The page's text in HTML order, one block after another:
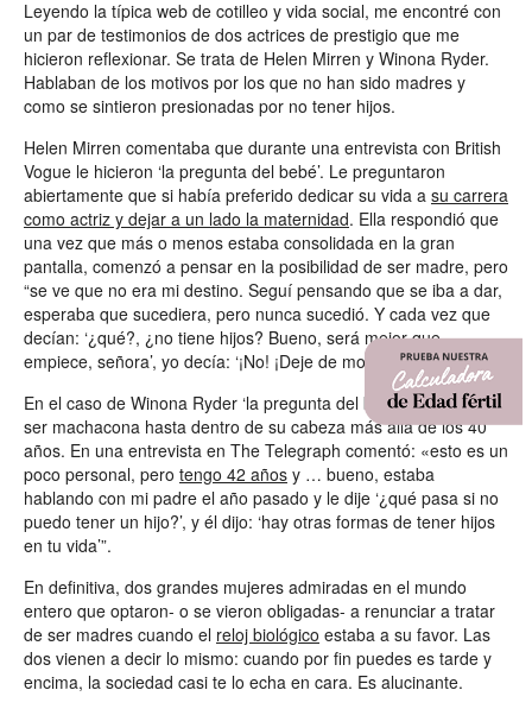
Leyendo la típica web de cotilleo y vida social, me encontré con
un par de testimonios de dos actrices de prestigio que me
hicieron reflexionar. Se trata de Helen Mirren y Winona Ryder.
Hablaban de los motivos por los que no han sido madres y
como se sintieron presionadas por no tener hijos.
Helen Mirren comentaba que durante una entrevista con British
Vogue le hicieron ‘la pregunta del bebé’. Le preguntaron
abiertamente que si había preferido dedicar su vida a su carrera
como actriz y dejar a un lado la maternidad. Ella respondió que
una vez que más o menos estaba consolidada en la gran
pantalla, comenzó a pensar en la posibilidad de ser madre, pero
“se ve que no era mi destino. Seguí pensando que se iba a dar,
esperaba que sucediera, pero nunca sucedió. Y cada vez que
decían: ‘¿qué?, ¿no tiene hijos? Bueno, será mejor que
empiece, señora’, yo decía: ‘¡No! ¡Deje de molestarme!’”
En el caso de Winona Ryder ‘la pregunta del bebé’ empezó a
ser machacona hasta dentro de su cabeza más allá de los 40
años. En una entrevista en The Telegraph comentó: «esto es un
poco personal, pero tengo 42 años y … bueno, estaba
hablando con mi padre el año pasado y le dije ‘¿qué pasa si no
puedo tener un hijo?’, y él dijo: ‘hay otras formas de tener hijos
en tu vida’”.
En definitiva, dos grandes mujeres admiradas en el mundo
entero que optaron- o se vieron obligadas- a renunciar a tratar
de ser madres cuando el reloj biológico estaba a su favor. Las
dos vienen a decir lo mismo: cuando por fin puedes es tarde y
encima, la sociedad casi te lo echa en cara. Es alucinante.